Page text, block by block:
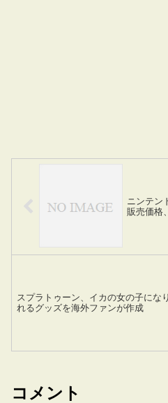
ニンテン
販売価格
スプラトゥーン、イカの女の子にな
れるグッズを海外ファンが作成
コメント